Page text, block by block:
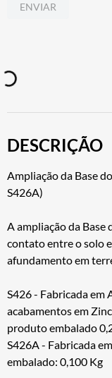
ENVIAR
DESCRIÇÃO
Ampliação da Base
S426A)
A ampliação da Base
contato entre o solo
afundamento em
S426 - Fabricada em
acabamentos em
produto embalado
S426A - Fabricada
embalado: 0,100 Kg